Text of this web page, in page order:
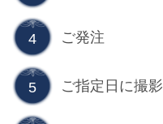
4 ご発注
5 ご指定日に撮影